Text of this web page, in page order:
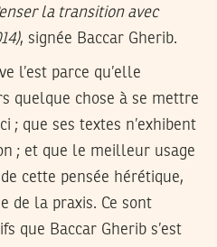
la transition avec
, signée Baccar Gherib.
l’est parce qu’elle
quelque chose à se mettre
; que ses textes n’exhibent
; et que le meilleur usage
cette pensée hérétique,
de la praxis. Ce sont
que Baccar Gherib s’est